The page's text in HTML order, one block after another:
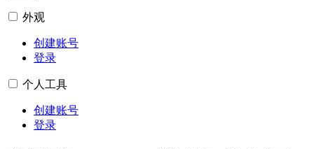
外观
创建账号
登录
个人工具
创建账号
登录